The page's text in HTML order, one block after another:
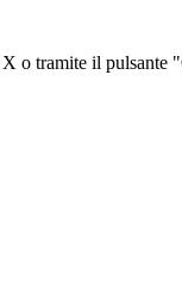
o tramite il pulsante